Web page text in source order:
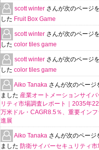
scott winter さんが次のページ
した Fruit Box Game
scott winter さんが次のページ
した color tiles game
scott winter さんが次のページ
した color tiles game
Aiko Tanaka さんが次のページ
ました 産業オートメーションサイ
リティ市場調査レポート｜2035年
万米ドル・CAGR8.5％、重要イン
進展
Aiko Tanaka さんが次のページ
ました 防衛サイバーセキュリティ